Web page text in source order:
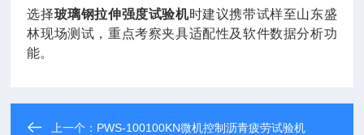
选择玻璃钢拉伸强度试验机时建议携带试样至山东盛
林现场测试，重点考察夹具适配性及软件数据分析功
能。
上一个： PWS-100100KN微机控制沥青疲劳试验机